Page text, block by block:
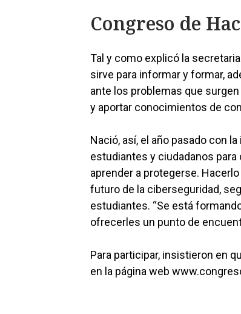
Congreso de
Tal y como explicó la
sirve para informar y formar,
ante los problemas que
y aportar conocimientos de
Nació, así, el año pasado con
estudiantes y ciudadanos
aprender a protegerse.
futuro de la ciberseguridad,
estudiantes. “Se está
ofrecerles un punto de
Para participar, insistieron en
en la página web